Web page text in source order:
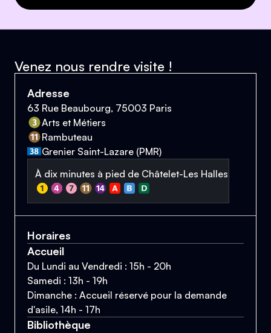
Venez nous rendre visite !
Adresse
63 Rue Beaubourg, 75003 Paris
Arts et Métiers
Rambuteau
Grenier Saint-Lazare (PMR)
À dix minutes à pied de Châtelet-Les Halles
Horaires
Accueil
Du Lundi au Vendredi : 15h - 20h
Samedi : 13h - 19h
Dimanche : Accueil réservé pour la demande
d'asile, 14h - 17h
Bibliothèque